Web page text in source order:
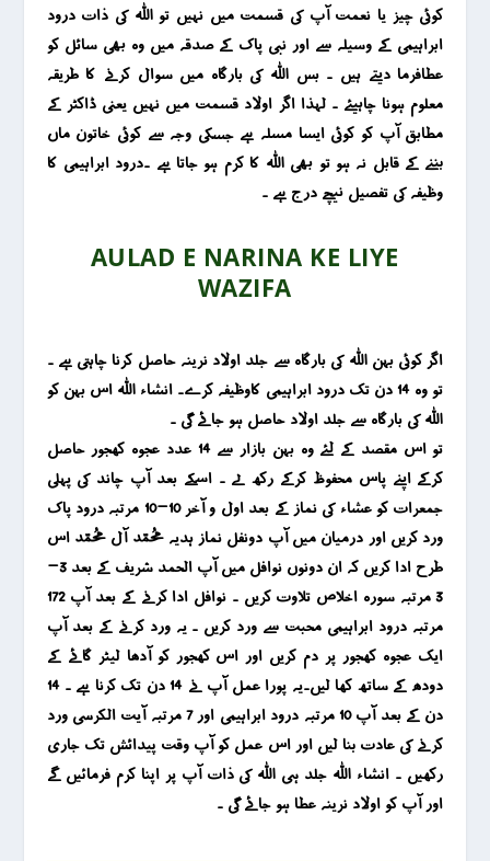
کوئی چیز یا نعمت آپ کی قسمت میں نہیں تو اللہ کی ذات درود
ابراہیمی کے وسیلہ سے اور نبی پاک کے صدقہ میں وہ بھی سائل کو
عطافرما دیتے ہیں ۔ بس اللہ کی بارگاہ میں سوال کرنے کا طریقہ
معلوم ہونا چاہیئے ۔ لہذا اگر اولاد قسمت میں نہیں یعنی ڈاکٹر کے
مطابق آپ کو کوئی ایسا مسلہ ہے جسکی وجہ سے کوئی خاتون ماں
بننے کے قابل نہ ہو تو بھی اللہ کا کرم ہو جاتا ہے ۔درود ابراہیمی کا
وظیفہ کی تفصیل نیچے درج ہے ۔
AULAD E NARINA KE LIYE
WAZIFA
اگر کوئی بہن اللہ کی بارگاہ سے جلد اولاد نرینہ حاصل کرنا چاہتی ہے ۔
تو وہ 14 دن تک درود ابراہیمی کاوظیفہ کرے۔ انشاء اللہ اس بہن کو
اللہ کی بارگاہ سے جلد اولاد حاصل ہو جائے گی ۔
تو اس مقصد کے لئے وہ بہن بازار سے 14 عدد عجوہ کھجور حاصل
کرکے اپنے پاس محفوظ کرکے رکھ لے ۔ اسکے بعد آپ چاند کی پہلی
جمعرات کو عشاء کی نماز کے بعد اول و آخر 10-10 مرتبہ درود پاک
ورد کریں اور درمیان میں آپ دونفل نماز ہدیہ محمد آل محمد اس
طرح ادا کریں کہ ان دونوں نوافل میں آپ الحمد شریف کے بعد 3-
3 مرتبہ سورہ اخلاص تلاوت کریں ۔ نوافل ادا کرنے کے بعد آپ 172
مرتبہ درود ابراہیمی محبت سے ورد کریں ۔ یہ ورد کرنے کے بعد آپ
ایک عجوہ کھجور پر دم کریں اور اس کھجور کو آدھا لیٹر گائے کے
دودھ کے ساتھ کھا لیں۔یہ پورا عمل آپ نے 14 دن تک کرنا ہے ۔ 14
دن کے بعد آپ 10 مرتبہ درود ابراہیمی اور 7 مرتبہ آیت الکرسی ورد
کرنے کی عادت بنا لیں اور اس عمل کو آپ وقت پیدائش تک جاری
رکھیں ۔ انشاء اللہ جلد ہی اللہ کی ذات آپ پر اپنا کرم فرمائیں گے
اور آپ کو اولاد نرینہ عطا ہو جائے گی ۔